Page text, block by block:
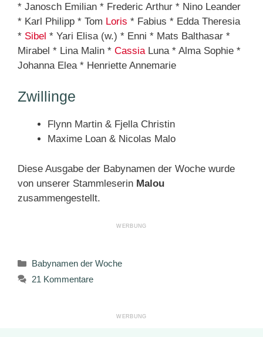
* Janosch Emilian * Frederic Arthur * Nino Leander
* Karl Philipp * Tom Loris * Fabius * Edda Theresia
* Sibel * Yari Elisa (w.) * Enni * Mats Balthasar *
Mirabel * Lina Malin * CassiaLuna * Alma Sophie *
Johanna Elea * Henriette Annemarie
Zwillinge
Flynn Martin & Fjella Christin
Maxime Loan & Nicolas Malo
Diese Ausgabe der Babynamen der Woche wurde
von unserer Stammleserin Malou
zusammengestellt.
Kategorien
Babynamen der Woche
21 Kommentare